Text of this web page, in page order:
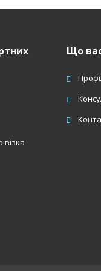
візка
Що